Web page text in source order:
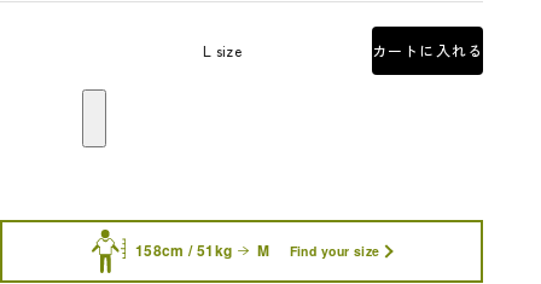
L size カートに入れる
158cm / 51kg M Find your size